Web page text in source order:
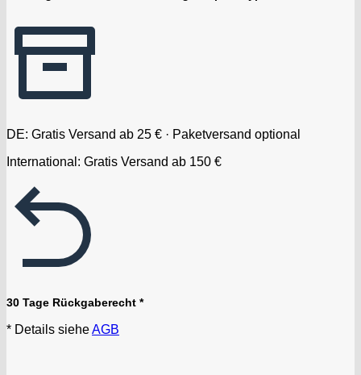
DE: Gratis Versand ab 25 € · Paketversand optional
International: Gratis Versand ab 150 €
30 Tage Rückgaberecht *
* Details sieheAGB